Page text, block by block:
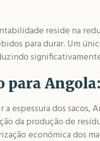
reside na
para durar. Um
para
a espessura dos
da produção de
económica dos